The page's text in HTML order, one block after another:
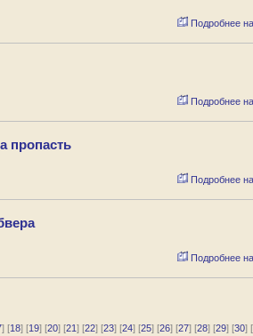
Подробнее
Подробнее
пропасть
Подробнее
Подробнее
] [18] [19] [20] [21] [22] [23] [24] [25] [26] [27] [28] [29] [30] [